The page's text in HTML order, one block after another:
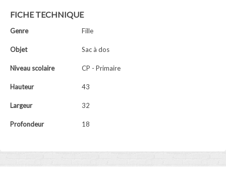
FICHE TECHNIQUE
Genre Fille
Objet Sac à dos
Niveau scolaire CP - Primaire
Hauteur 43
Largeur 32
Profondeur 18